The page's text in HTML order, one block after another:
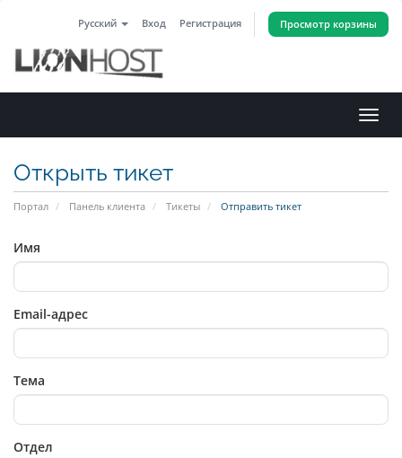
Русский Вход Регистрация Просмотр корзины
Открыть тикет
Портал Панель клиента Тикеты Отправить тикет
Имя
Email-адрес
Тема
Отдел